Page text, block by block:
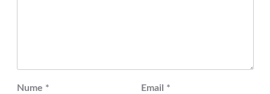
Nume * Email *